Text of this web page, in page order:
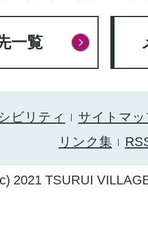
一覧
ビリティ
サイトマ
リンク集
2021 TSURUI